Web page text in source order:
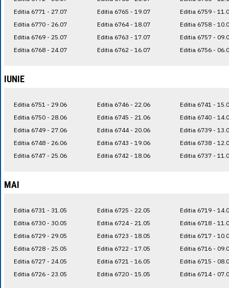
Editia 6771 - 27.07
Editia 6770 - 26.07
Editia 6769 - 25.07
Editia 6768 - 24.07
Editia 6765 - 19.07
Editia 6764 - 18.07
Editia 6763 - 17.07
Editia 6762 - 16.07
Editia 6759 -
Editia 6758 -
Editia 6757 -
Editia 6756 -
IUNIE
Editia 6751 - 29.06
Editia 6750 - 28.06
Editia 6749 - 27.06
Editia 6748 - 26.06
Editia 6747 - 25.06
Editia 6746 - 22.06
Editia 6745 - 21.06
Editia 6744 - 20.06
Editia 6743 - 19.06
Editia 6742 - 18.06
Editia 6741 -
Editia 6740 -
Editia 6739 -
Editia 6738 -
Editia 6737 -
MAI
Editia 6731 - 31.05
Editia 6730 - 30.05
Editia 6729 - 29.05
Editia 6728 - 25.05
Editia 6727 - 24.05
Editia 6726 - 23.05
Editia 6725 - 22.05
Editia 6724 - 21.05
Editia 6723 - 18.05
Editia 6722 - 17.05
Editia 6721 - 16.05
Editia 6720 - 15.05
Editia 6719 -
Editia 6718 -
Editia 6717 -
Editia 6716 -
Editia 6715 -
Editia 6714 -